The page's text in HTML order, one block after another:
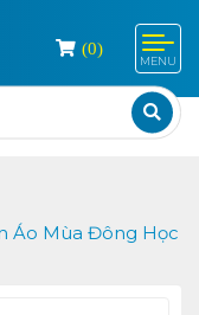
(0)
MENU
Áo Mùa Đông Học